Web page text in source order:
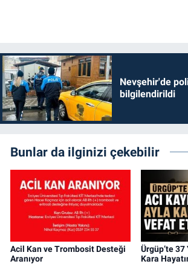
Nevşehir'de
bilgilendirildi
Bunlar da ilginizi çekebilir
Acil Kan ve Trombosit Desteği
Aranıyor
Ürgüp’te 37
Kara